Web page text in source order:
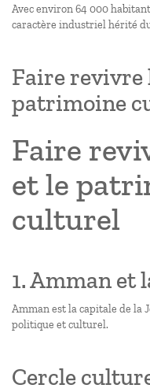
Avec environ 64 000
caractère industriel hérité
Faire revivre
patrimoine
Faire
et le
culturel
1. Amman et
Amman est la capitale de la
politique et culturel.
Cercle